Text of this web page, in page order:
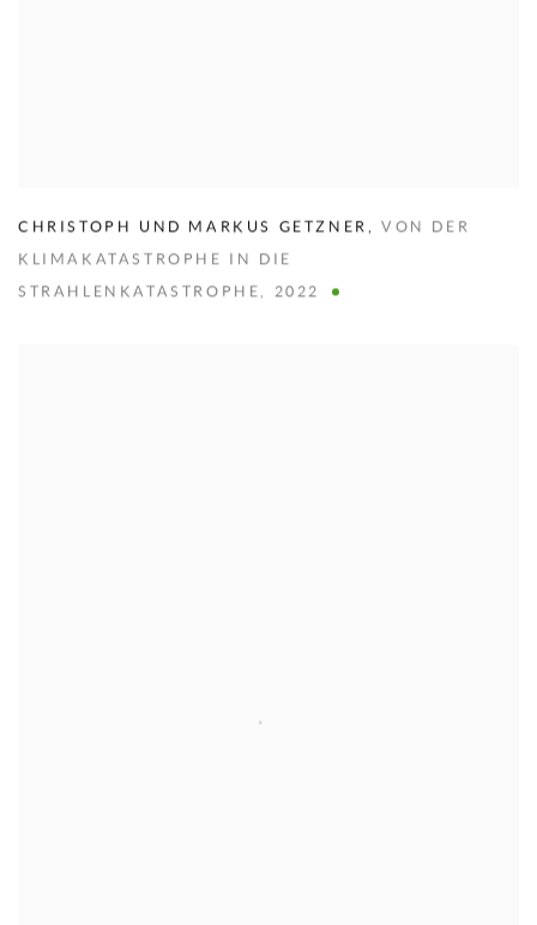
CHRISTOPH UND MARKUS GETZNER ,VON DER
KLIMAKATASTROPHE IN DIE
STRAHLENKATASTROPHE , 2022